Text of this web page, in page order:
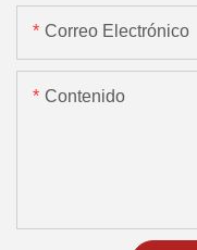
Correo Electrónico
Contenido